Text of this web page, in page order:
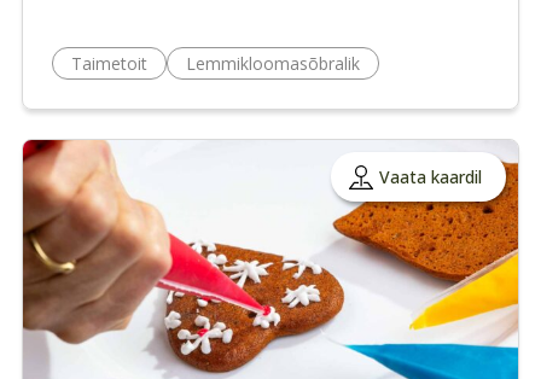
Taimetoit Lemmikloomasõbralik
Vaata kaardil